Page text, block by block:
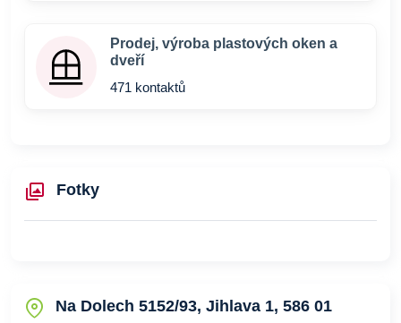
Prodej, výroba plastových oken a
dveří
471 kontaktů
Fotky
Na Dolech 5152/93, Jihlava 1, 586 01